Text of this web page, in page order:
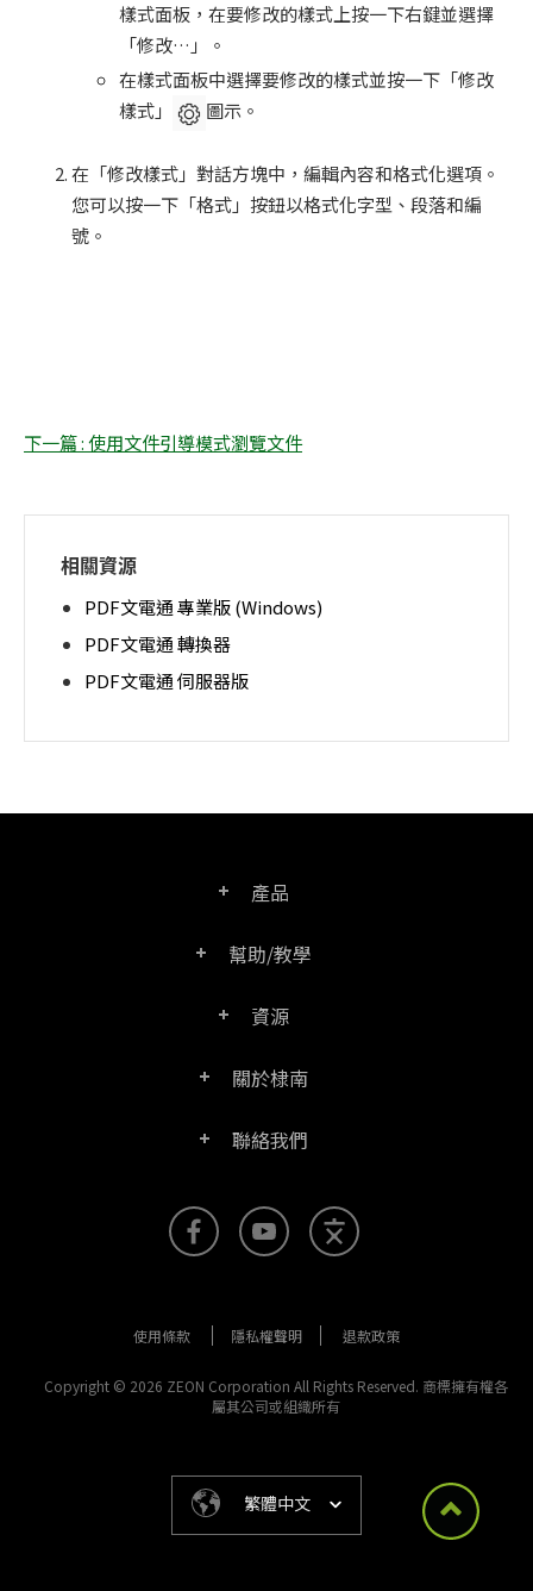
樣式面板，在要修改的樣式上按一下右鍵並選擇
「修改…」。
在樣式面板中選擇要修改的樣式並按一下「修改
樣式」
圖示。
在「修改樣式」對話方塊中，編輯內容和格式化選項。
您可以按一下「格式」按鈕以格式化字型、段落和編
號。
下一篇 : 使用文件引導模式瀏覽文件
相關資源
PDF文電通 專業版 (Windows)
PDF文電通 轉換器
PDF文電通 伺服器版
產品
PDF文電通專業版
Right PDF Reader (行動版)
PDF文電通線上版
幫助/教學
常見問題
使用手冊
資源
產品/授權比較表
SDK資源 (伺服器版適用)
關於棣南
公司介紹
官方部落格
聯絡我們
聯絡銷售
使用條款 隱私權聲明 退款政策
Copyright © 2026 ZEON Corporation All Rights Reserved. 商標擁有權各
屬其公司或組織所有